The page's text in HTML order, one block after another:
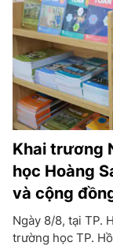
Khai trương
học Hoàng
và cộng
Ngày 8/8, tại TP.
trường học TP.